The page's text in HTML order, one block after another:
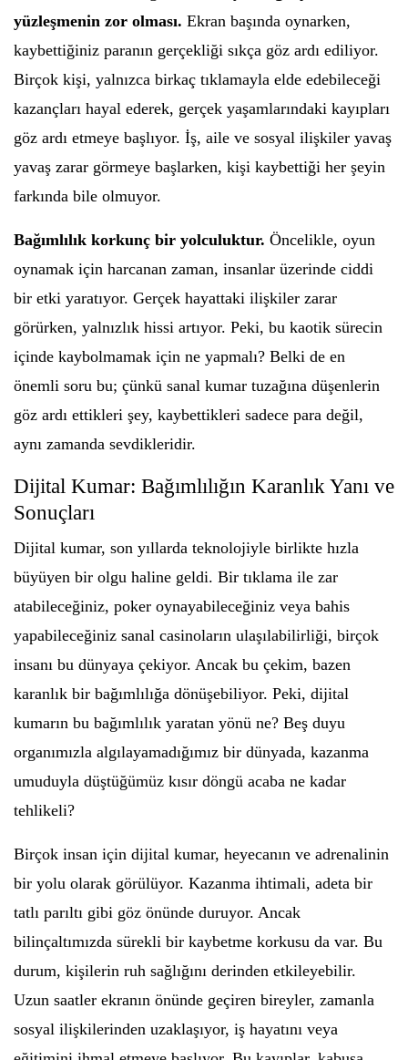
yüzleşmenin zor olması. Ekran başında oynarken,
kaybettiğiniz paranın gerçekliği sıkça göz ardı ediliyor.
Birçok kişi, yalnızca birkaç tıklamayla elde edebileceği
kazançları hayal ederek, gerçek yaşamlarındaki kayıpları
göz ardı etmeye başlıyor. İş, aile ve sosyal ilişkiler yavaş
yavaş zarar görmeye başlarken, kişi kaybettiği her şeyin
farkında bile olmuyor.
Bağımlılık korkunç bir yolculuktur. Öncelikle, oyun
oynamak için harcanan zaman, insanlar üzerinde ciddi
bir etki yaratıyor. Gerçek hayattaki ilişkiler zarar
görürken, yalnızlık hissi artıyor. Peki, bu kaotik sürecin
içinde kaybolmamak için ne yapmalı? Belki de en
önemli soru bu; çünkü sanal kumar tuzağına düşenlerin
göz ardı ettikleri şey, kaybettikleri sadece para değil,
aynı zamanda sevdikleridir.
Dijital Kumar: Bağımlılığın Karanlık Yanı ve
Sonuçları
Dijital kumar, son yıllarda teknolojiyle birlikte hızla
büyüyen bir olgu haline geldi. Bir tıklama ile zar
atabileceğiniz, poker oynayabileceğiniz veya bahis
yapabileceğiniz sanal casinoların ulaşılabilirliği, birçok
insanı bu dünyaya çekiyor. Ancak bu çekim, bazen
karanlık bir bağımlılığa dönüşebiliyor. Peki, dijital
kumarın bu bağımlılık yaratan yönü ne? Beş duyu
organımızla algılayamadığımız bir dünyada, kazanma
umuduyla düştüğümüz kısır döngü acaba ne kadar
tehlikeli?
Birçok insan için dijital kumar, heyecanın ve adrenalinin
bir yolu olarak görülüyor. Kazanma ihtimali, adeta bir
tatlı parıltı gibi göz önünde duruyor. Ancak
bilinçaltımızda sürekli bir kaybetme korkusu da var. Bu
durum, kişilerin ruh sağlığını derinden etkileyebilir.
Uzun saatler ekranın önünde geçiren bireyler, zamanla
sosyal ilişkilerinden uzaklaşıyor, iş hayatını veya